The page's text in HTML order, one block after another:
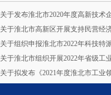
关于发布淮北市2020年度高新技术
关于淮北市高新区开展支持民营经
关于组织申报淮北市2022年科技特
关于淮北市组织开展2022年省级工
关于拟发布《2021年度淮北市工业